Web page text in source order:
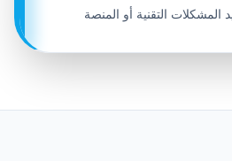
التقنية أو المنصة